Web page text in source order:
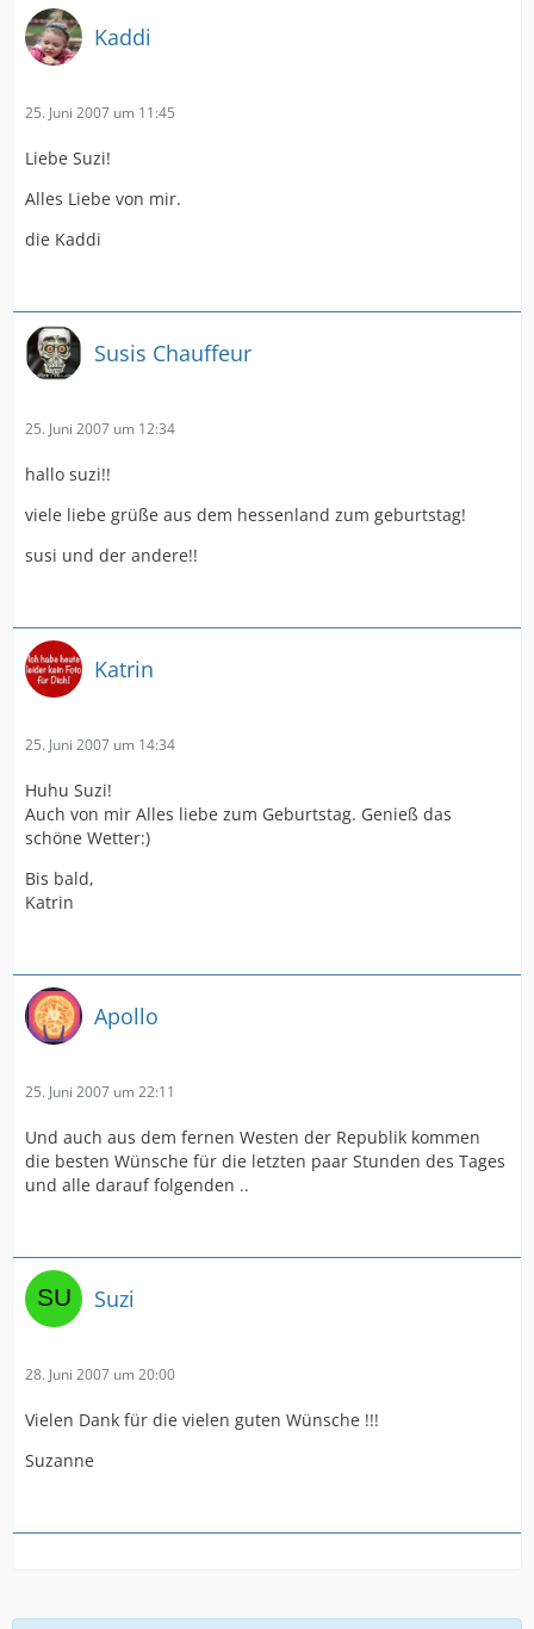
Kaddi
25. Juni 2007 um 11:45
Liebe Suzi!
Alles Liebe von mir.
die Kaddi
Susis Chauffeur
25. Juni 2007 um 12:34
hallo suzi!!
viele liebe grüße aus dem hessenland zum geburtstag!
susi und der andere!!
Katrin
25. Juni 2007 um 14:34
Huhu Suzi!
Auch von mir Alles liebe zum Geburtstag. Genieß das
schöne Wetter:)
Bis bald,
Katrin
Apollo
25. Juni 2007 um 22:11
Und auch aus dem fernen Westen der Republik kommen
die besten Wünsche für die letzten paar Stunden des Tages
und alle darauf folgenden ..
Suzi
28. Juni 2007 um 20:00
Vielen Dank für die vielen guten Wünsche !!!
Suzanne